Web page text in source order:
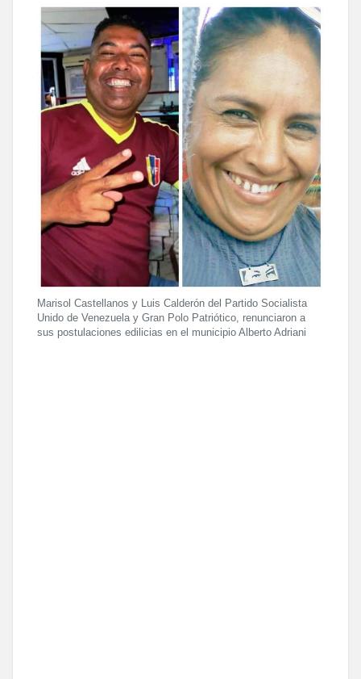
Marisol Castellanos y Luis Calderón del Partido Socialista
Unido de Venezuela y Gran Polo Patriótico, renunciaron a
sus postulaciones edilicias en el municipio Alberto Adriani